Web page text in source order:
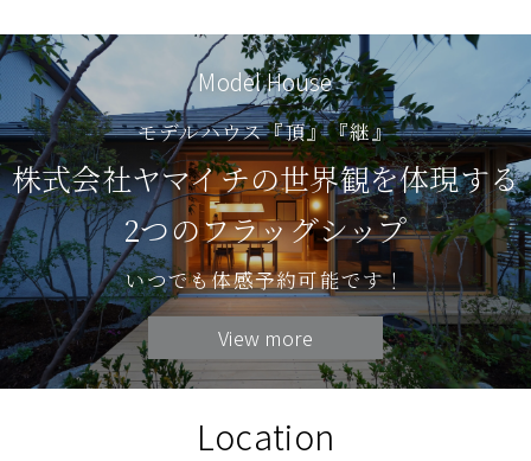
Model House
モデルハウス『頂』『継』
株式会社ヤマイチの世界観を体現する
2つのフラッグシップ
いつでも体感予約可能です！
View more
Location